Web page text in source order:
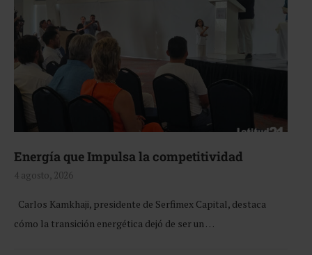
Energía que Impulsa la competitividad
4 agosto, 2026
Carlos Kamkhaji, presidente de Serfimex Capital, destaca
cómo la transición energética dejó de ser un …